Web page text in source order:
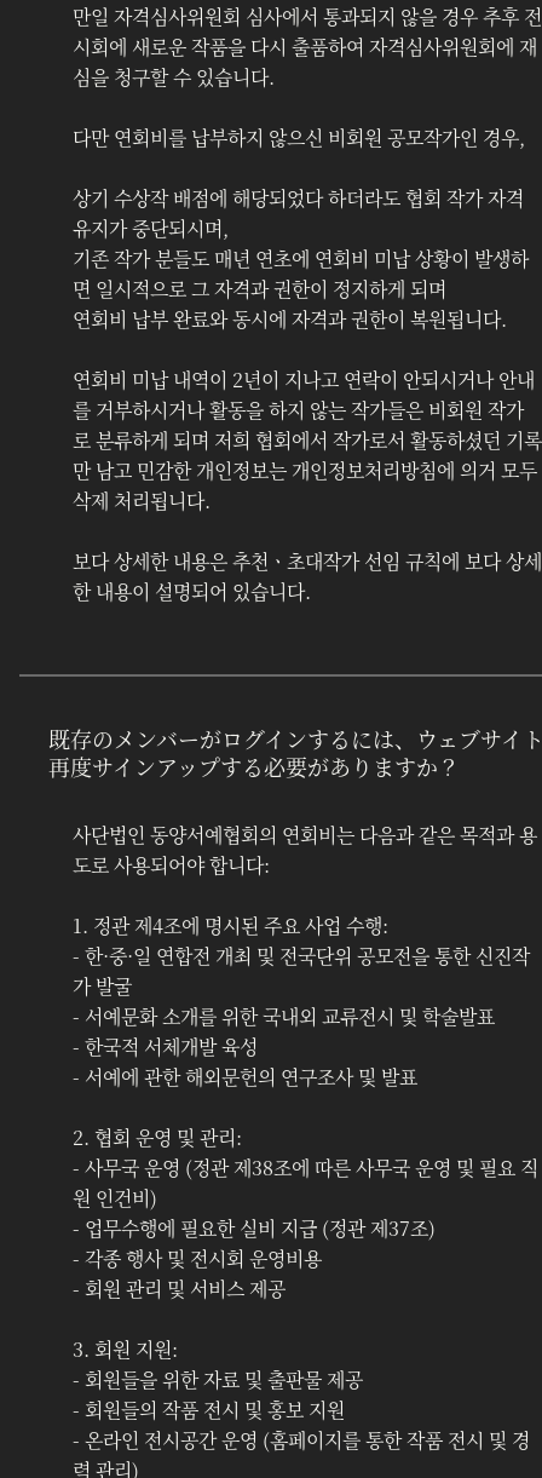
만일 자격심사위원회 심사에서 통과되지 않을 경우 추후 전
시회에 새로운 작품을 다시 출품하여 자격심사위원회에 재
심을 청구할 수 있습니다.
다만 연회비를 납부하지 않으신 비회원 공모작가인 경우,
상기 수상작 배점에 해당되었다 하더라도 협회 작가 자격
유지가 중단되시며,
기존 작가 분들도 매년 연초에 연회비 미납 상황이 발생하
면 일시적으로 그 자격과 권한이 정지하게 되며
연회비 납부 완료와 동시에 자격과 권한이 복원됩니다.
연회비 미납 내역이 2년이 지나고 연락이 안되시거나 안내
를 거부하시거나 활동을 하지 않는 작가들은 비회원 작가
로 분류하게 되며 저희 협회에서 작가로서 활동하셨던 기록
만 남고 민감한 개인정보는 개인정보처리방침에 의거 모두
삭제 처리됩니다.
보다 상세한 내용은 추천ㆍ초대작가 선임 규칙에 보다 상세
한 내용이 설명되어 있습니다.
既存のメンバーがログインするには、ウェブサイ
再度サインアップする必要がありますか？
사단법인 동양서예협회의 연회비는 다음과 같은 목적과 용
도로 사용되어야 합니다:
1. 정관 제4조에 명시된 주요 사업 수행:
- 한·중·일 연합전 개최 및 전국단위 공모전을 통한 신진작
가 발굴
- 서예문화 소개를 위한 국내외 교류전시 및 학술발표
- 한국적 서체개발 육성
- 서예에 관한 해외문헌의 연구조사 및 발표
2. 협회 운영 및 관리:
- 사무국 운영 (정관 제38조에 따른 사무국 운영 및 필요 직
원 인건비)
- 업무수행에 필요한 실비 지급 (정관 제37조)
- 각종 행사 및 전시회 운영비용
- 회원 관리 및 서비스 제공
3. 회원 지원:
- 회원들을 위한 자료 및 출판물 제공
- 회원들의 작품 전시 및 홍보 지원
- 온라인 전시공간 운영 (홈페이지를 통한 작품 전시 및 경
력 관리)